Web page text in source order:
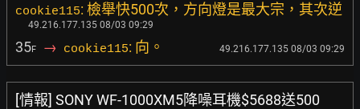
cookie115: 檢舉快500次，方向燈是最大宗，其次逆
49.216.177.135 08/03 09:29
35F → cookie115: 向。 49.216.177.135 08/03 09:29
[情報] SONY WF-1000XM5降噪耳機$5688送500